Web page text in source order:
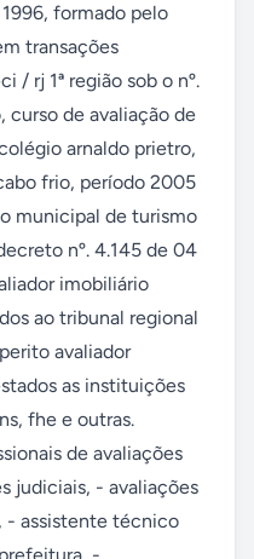
formado pelo
transações
/ rj 1ª região sob o nº.
curso de avaliação de
arnaldo prietro,
frio, período 2005
municipal de turismo
nº. 4.145 de 04
imobiliário
ao tribunal regional
avaliador
as instituições
fhe e outras.
de avaliações
judiciais, - avaliações
- assistente técnico